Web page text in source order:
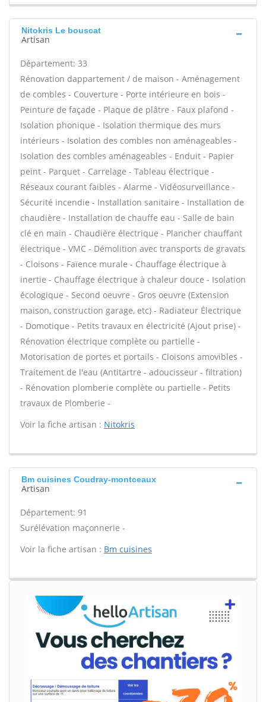
Nitokris Le bouscat
Artisan
Département: 33
Rénovation dappartement / de maison - Aménagement
de combles - Couverture - Porte intérieure en bois -
Peinture de façade - Plaque de plâtre - Faux plafond -
Isolation phonique - Isolation thermique des murs
intérieurs - Isolation des combles non aménageables -
Isolation des combles aménageables - Enduit - Papier
peint - Parquet - Carrelage - Tableau électrique -
Réseaux courant faibles - Alarme - Vidéosurveillance -
Sécurité incendie - Installation sanitaire - Installation de
chaudière - Installation de chauffe eau - Salle de bain
clé en main - Chaudière électrique - Plancher chauffant
électrique - VMC - Démolition avec transports de gravats
- Cloisons - Faïence murale - Chauffage électrique à
inertie - Chauffage électrique à chaleur douce - Isolation
écologique - Second oeuvre - Gros oeuvre (Extension
maison, construction garage, etc) - Radiateur Électrique
- Domotique - Petits travaux en électricité (Ajout prise) -
Rénovation électrique complète ou partielle -
Motorisation de portes et portails - Cloisons amovibles -
Traitement de l'eau (Antitartre - adoucisseur - filtration)
- Rénovation plomberie complète ou partielle - Petits
travaux de Plomberie -
Voir la fiche artisan : Nitokris
Bm cuisines Coudray-montceaux
Artisan
Département: 91
Surélévation maçonnerie -
Voir la fiche artisan : Bm cuisines